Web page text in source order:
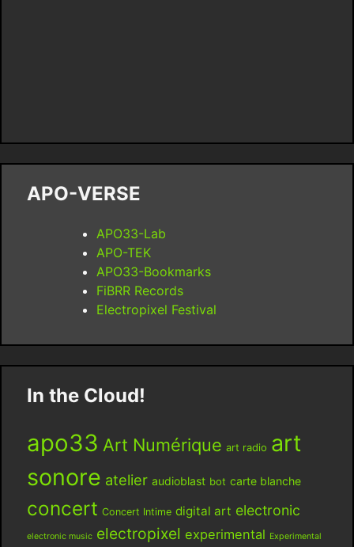
APO-VERSE
APO33-Lab
APO-TEK
APO33-Bookmarks
FiBRR Records
Electropixel Festival
In the Cloud!
apo33 Art Numérique art radio art
sonore atelier audioblast bot carte blanche
concert Concert Intime digital art electronic
electronic music electropixel experimental Experimental